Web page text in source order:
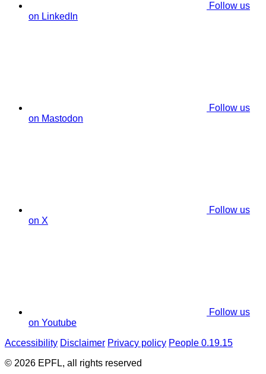
Follow us
on LinkedIn
Follow us
on Mastodon
Follow us
on X
Follow us
on Youtube
Accessibility Disclaimer Privacy policy People 0.19.15
© 2026 EPFL, all rights reserved